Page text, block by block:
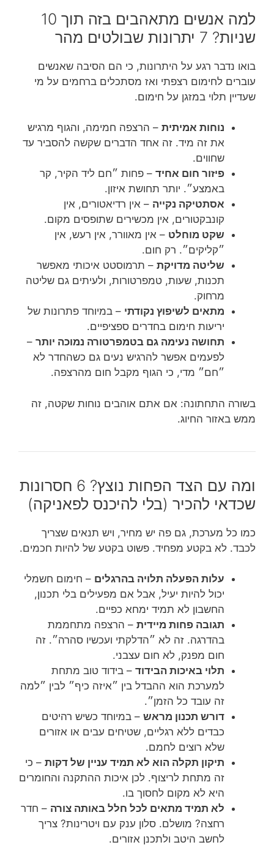
למה אנשים מתאהבים בזה תוך 10
שניות? 7 יתרונות שבולטים מהר
בואו נדבר רגע על היתרונות, כי הם הסיבה שאנשים
עוברים לחימום רצפתי ואז מסתכלים ברחמים על מי
שעדיין תלוי במזגן על חימום.
נוחות אמיתית – הרצפה חמימה, והגוף מרגיש
את זה מיד. זה אחד הדברים שקשה להסביר עד
שחווים.
פיזור חום אחיד – פחות ״חם ליד הקיר, קר
באמצע״. יותר תחושת איזון.
אסתטיקה נקייה – אין רדיאטורים, אין
קונבקטורים, אין מכשירים שתופסים מקום.
שקט מוחלט – אין מאוורר, אין רעש, אין
״קליקים״. רק חום.
שליטה מדויקת – תרמוסטט איכותי מאפשר
תכנות, שעות, טמפרטורות, ולעיתים גם שליטה
מרחוק.
מתאים לשיפוץ נקודתי – במיוחד פתרונות של
יריעות חימום בחדרים ספציפיים.
תחושה נעימה גם בטמפרטורה נמוכה יותר –
לפעמים אפשר להרגיש נעים גם כשהחדר לא
״חם״ מדי, כי הגוף מקבל חום מהרצפה.
בשורה התחתונה: אם אתם אוהבים נוחות שקטה, זה
ממש באזור החיוג.
ומה עם הצד הפחות נוצץ? 6 חסרונות
שכדאי להכיר (בלי להיכנס לפאניקה)
כמו כל מערכת, גם פה יש מחיר, ויש תנאים שצריך
לכבד. לא בקטע מפחיד. פשוט בקטע של להיות חכמים.
עלות הפעלה תלויה בהרגלים – חימום חשמלי
יכול להיות יעיל, אבל אם מפעילים בלי תכנון,
החשבון לא תמיד ימחא כפיים.
תגובה פחות מיידית – הרצפה מתחממת
בהדרגה. זה לא ״הדלקתי ועכשיו סהרה״. זה
חום מפנק, לא חום עצבני.
תלוי באיכות הבידוד – בידוד טוב מתחת
למערכת הוא ההבדל בין ״איזה כיף״ לבין ״למה
זה עובד כל הזמן״.
דורש תכנון מראש – במיוחד כשיש רהיטים
כבדים ללא רגליים, שטיחים עבים או אזורים
שלא רוצים לחמם.
תיקון תקלה הוא לא תמיד עניין של דקות – כי
זה מתחת לריצוף. לכן איכות ההתקנה והחומרים
היא לא מקום לחסוך בו.
לא תמיד מתאים לכל חלל באותה צורה – חדר
רחצה? מושלם. סלון ענק עם ויטרינות? צריך
לחשב היטב ולתכנן אזורים.